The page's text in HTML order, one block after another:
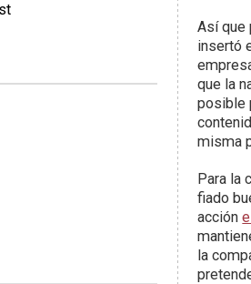
Así que
insertó
que la
posible
misma
Para la
fiado
acción
la